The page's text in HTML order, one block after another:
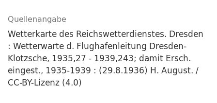
Quellenangabe
Wetterkarte des Reichswetterdienstes. Dresden
: Wetterwarte d. Flughafenleitung Dresden-
Klotzsche, 1935,27 - 1939,243; damit Ersch.
eingest., 1935-1939 : (29.8.1936) H. August. /
CC-BY-Lizenz (4.0)